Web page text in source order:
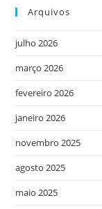
Arquivos
julho 2026
março 2026
fevereiro 2026
janeiro 2026
novembro 2025
agosto 2025
maio 2025